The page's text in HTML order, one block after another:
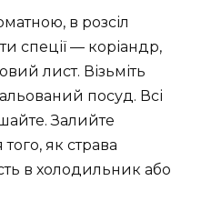
в розсіл
спеції — коріандр,
лист. Візьміть
посуд. Всі
Залийте
як страва
в холодильник або